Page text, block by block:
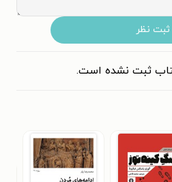
ثبت نظر
ثبت نشده است.